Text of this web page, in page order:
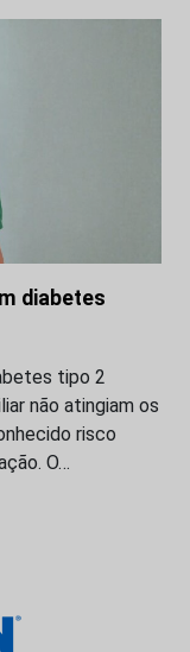
diabetes
tipo 2
não atingiam os
risco
O…